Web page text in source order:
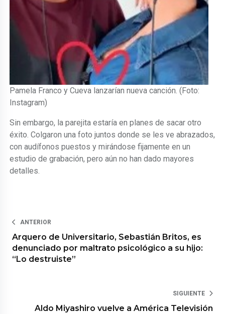
Pamela Franco y Cueva lanzarían nueva canción. (Foto:
Instagram)
Sin embargo, la parejita estaría en planes de sacar otro
éxito. Colgaron una foto juntos donde se les ve abrazados,
con audífonos puestos y mirándose fijamente en un
estudio de grabación, pero aún no han dado mayores
detalles.
ANTERIOR
Arquero de Universitario, Sebastián Britos, es
denunciado por maltrato psicológico a su hijo:
“Lo destruiste”
SIGUIENTE
Aldo Miyashiro vuelve a América Televisión